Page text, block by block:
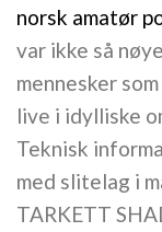
norsk amatør
var ikke så
mennesker
live i idylliske
Teknisk
med slitelag i
TARKETT